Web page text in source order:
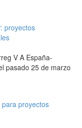
proyectos
V A España-
pasado 25 de marzo
proyectos